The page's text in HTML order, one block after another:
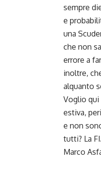
sempre
e
una
che non
errore a
inoltre,
alquanto
Voglio qui
estiva,
e non
tutti? La
Marco